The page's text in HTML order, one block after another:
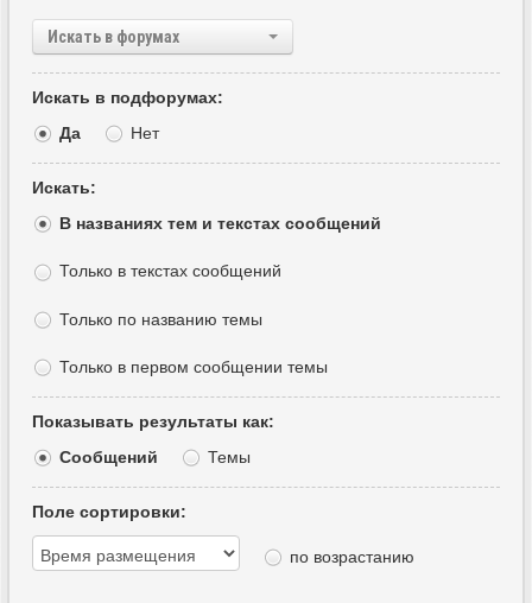
Искать в форумах
Искать в подфорумах:
Да
Нет
Искать:
В названиях тем и текстах сообщений
Только в текстах сообщений
Только по названию темы
Только в первом сообщении темы
Показывать результаты как:
Сообщений
Темы
Поле сортировки:
по возрастанию